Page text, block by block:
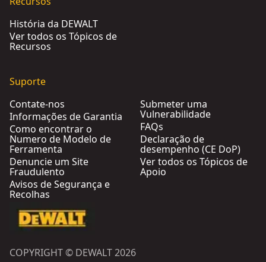
História da DEWALT
Ver todos os Tópicos de
Recursos
Suporte
Contate-nos
Informações de Garantia
Como encontrar o
Numero de Modelo de
Ferramenta
Denuncie um Site
Fraudulento
Avisos de Segurança e
Recolhas
Submeter uma
Vulnerabilidade
FAQs
Declaração de
desempenho (CE DoP)
Ver todos os Tópicos de
Apoio
COPYRIGHT © DEWALT 2026